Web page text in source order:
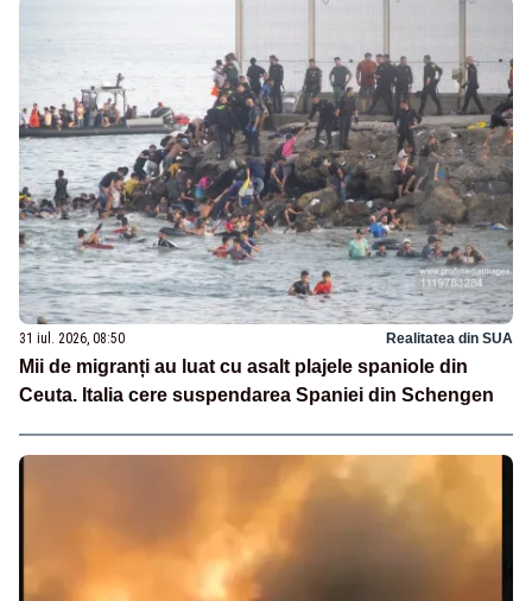
31 iul. 2026, 08:50 Realitatea din SUA
Mii de migranți au luat cu asalt plajele spaniole din
Ceuta. Italia cere suspendarea Spaniei din Schengen